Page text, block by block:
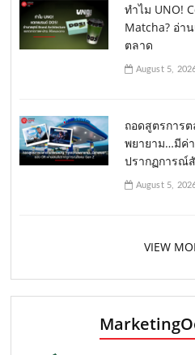
ทำไม UNO!
Matcha? อ่า
ตลาด
August 5,
ถอดสูตรการ
พยายาม…มีค่า
ปรากฏการณ์
August 5,
VIEW